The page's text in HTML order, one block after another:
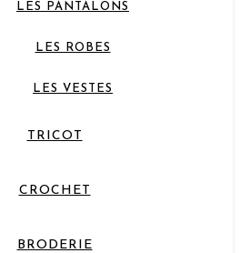
LES PANTALONS
LES ROBES
LES VESTES
TRICOT
CROCHET
BRODERIE